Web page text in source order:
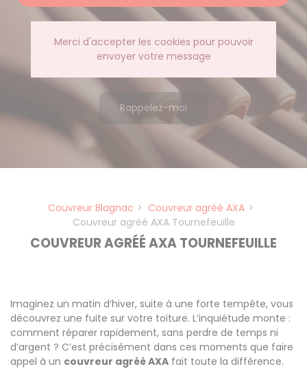
Merci d'accepter les cookies pour pouvoir
envoyer votre message
Rappelez-moi
Couvreur Blagnac
Couvreur agréé AXA
Couvreur agréé AXA Tournefeuille
COUVREUR AGRÉÉ AXA TOURNEFEUILLE
Imaginez un matin d’hiver, suite à une forte tempête, vous
découvrez une fuite sur votre toiture. L’inquiétude monte :
comment réparer rapidement, sans perdre de temps ni
d’argent ? C’est précisément dans ces moments que faire
appel à un couvreur agréé AXA fait toute la différence.